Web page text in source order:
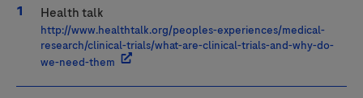
Health talk
http://www.healthtalk.org/peoples-experiences/medical-
research/clinical-trials/what-are-clinical-trials-and-why-do-
we-need-them